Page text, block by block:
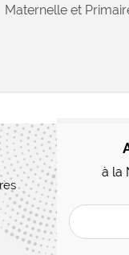
Maternelle et
à la